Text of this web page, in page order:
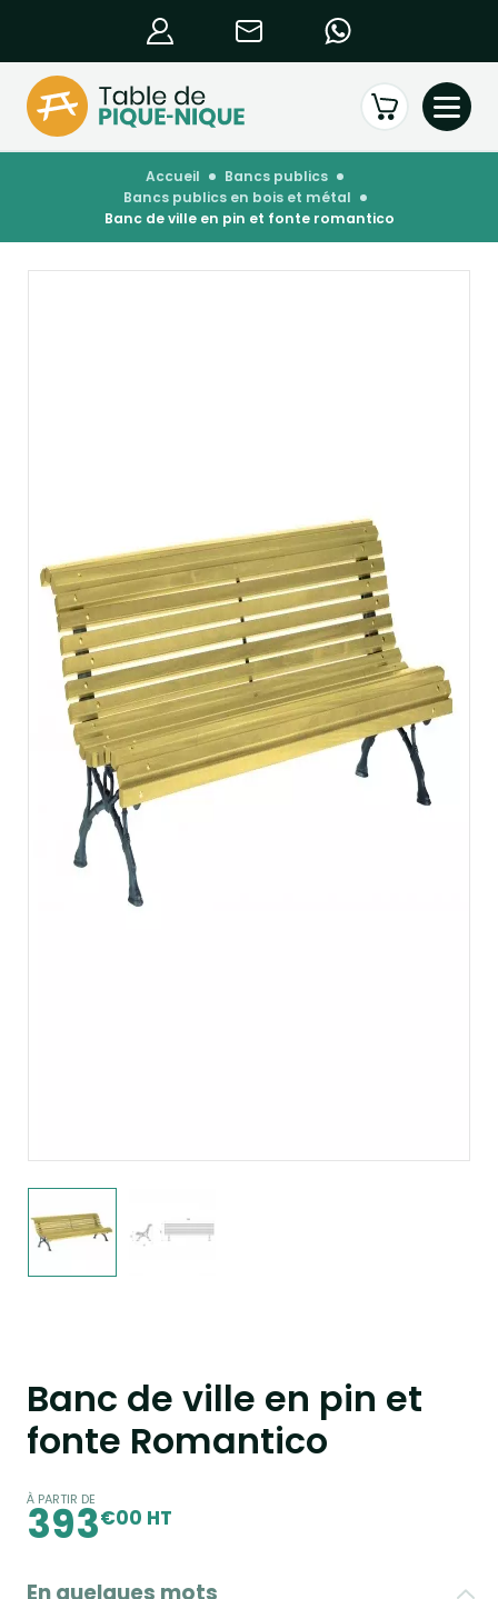
accueil
bancs publics
bancs publics en bois et métal
banc de ville en pin et fonte romantico
Banc de ville en pin et
fonte Romantico
À PARTIR DE
393€00 HT
En quelques mots